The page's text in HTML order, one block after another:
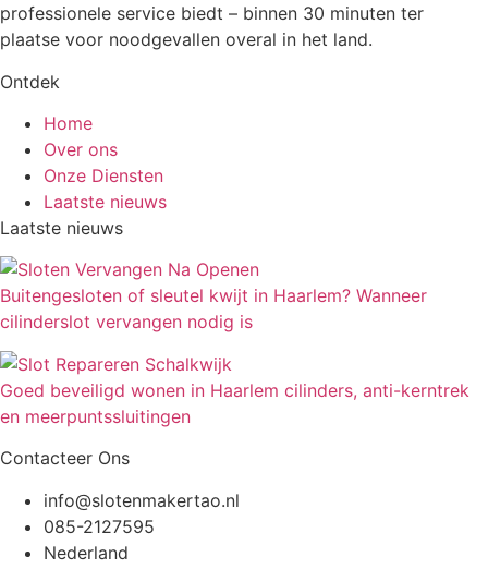
professionele service biedt – binnen 30 minuten ter
plaatse voor noodgevallen overal in het land.
Ontdek
Home
Over ons
Onze Diensten
Laatste nieuws
Laatste nieuws
Buitengesloten of sleutel kwijt in Haarlem? Wanneer
cilinderslot vervangen nodig is
Goed beveiligd wonen in Haarlem cilinders, anti-kerntrek
en meerpuntssluitingen
Contacteer Ons
info@slotenmakertao.nl
085-2127595
Nederland